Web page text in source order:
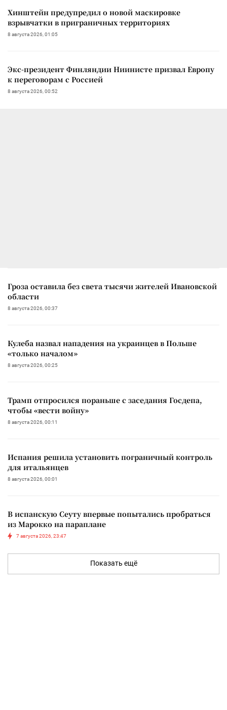
Хинштейн предупредил о новой маскировке
взрывчатки в приграничных территориях
8 августа 2026, 01:05
Экс-президент Финляндии Ниинисте призвал Европу
к переговорам с Россией
8 августа 2026, 00:52
Гроза оставила без света тысячи жителей Ивановской
области
8 августа 2026, 00:37
Кулеба назвал нападения на украинцев в Польше
«только началом»
8 августа 2026, 00:25
Трамп отпросился пораньше с заседания Госдепа,
чтобы «вести войну»
8 августа 2026, 00:11
Испания решила установить пограничный контроль
для итальянцев
8 августа 2026, 00:01
В испанскую Сеуту впервые попытались пробраться
из Марокко на параплане
7 августа 2026, 23:47
Показать ещё